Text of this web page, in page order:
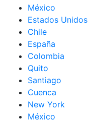
México
Estados Unidos
Chile
España
Colombia
Quito
Santiago
Cuenca
New York
México